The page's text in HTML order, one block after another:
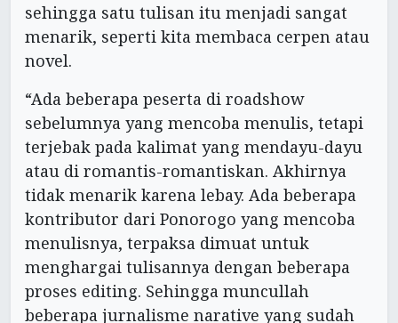
sehingga satu tulisan itu menjadi sangat
menarik, seperti kita membaca cerpen atau
novel.
“Ada beberapa peserta di roadshow
sebelumnya yang mencoba menulis, tetapi
terjebak pada kalimat yang mendayu-dayu
atau di romantis-romantiskan. Akhirnya
tidak menarik karena lebay. Ada beberapa
kontributor dari Ponorogo yang mencoba
menulisnya, terpaksa dimuat untuk
menghargai tulisannya dengan beberapa
proses editing. Sehingga muncullah
beberapa jurnalisme narative yang sudah